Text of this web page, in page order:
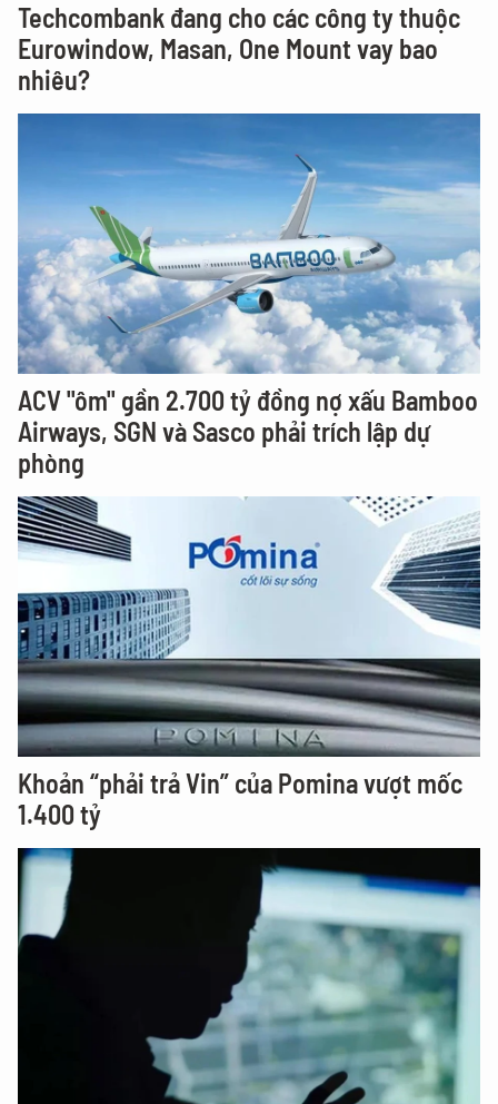
Techcombank đang cho các công ty thuộc
Eurowindow, Masan, One Mount vay bao
nhiêu?
ACV "ôm" gần 2.700 tỷ đồng nợ xấu Bamboo
Airways, SGN và Sasco phải trích lập dự
phòng
Khoản “phải trả Vin” của Pomina vượt mốc
1.400 tỷ